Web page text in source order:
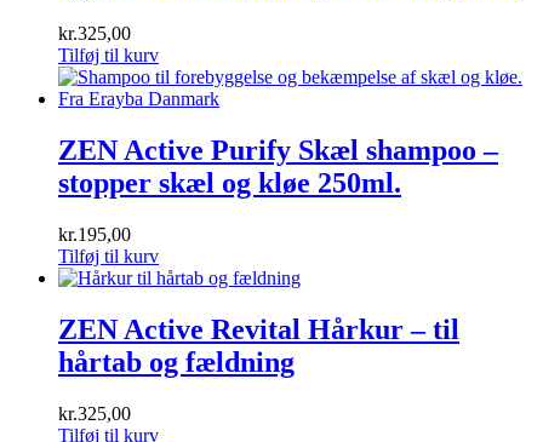
kr.325,00
Tilføj til kurv
ZEN Active Purify Skæl shampoo –
stopper skæl og kløe 250ml.
kr.195,00
Tilføj til kurv
ZEN Active Revital Hårkur – til
hårtab og fældning
kr.325,00
Tilføj til kurv